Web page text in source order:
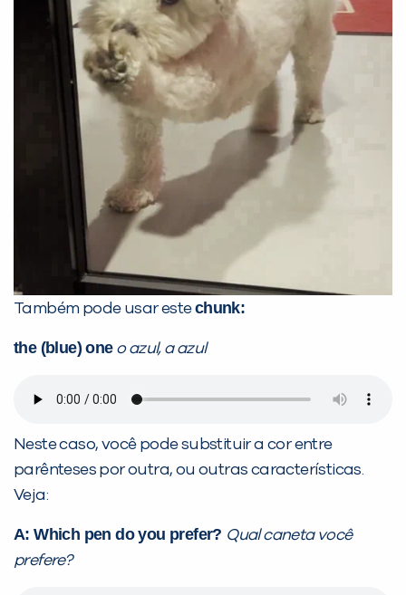
Também pode usar estechunk:
the (blue) one o azul, a azul
Neste caso, você pode substituir a cor entre
parênteses por outra, ou outras características.
Veja:
A: Which pen do you prefer? Qual caneta você
prefere?